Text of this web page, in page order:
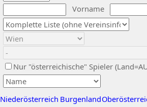
Vorname
Nur "österreichische" Spieler
Niederösterreich Burgenland